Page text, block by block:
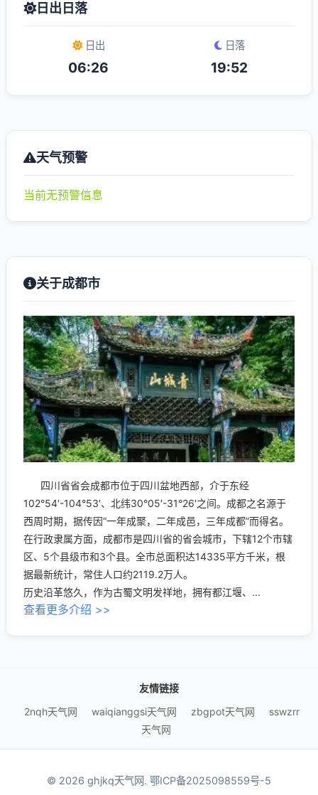
日出日落
日出
06:26
日落
19:52
天气预警
当前无预警信息
关于成都市
四川省省会成都市位于四川盆地西部，介于东经
102°54′-104°53′、北纬30°05′-31°26′之间。成都之名源于
西周时期，据传因“一年成聚，二年成邑，三年成都”而得名。
在行政隶属方面，成都市是四川省的省会城市，下辖12个市辖
区、5个县级市和3个县。全市总面积达14335平方千米，根
据最新统计，常住人口约2119.2万人。
历史沿革悠久，作为古蜀文明发祥地，拥有都江堰、...
查看更多介绍 >>
友情链接
2nqh天气网
waiqianggsi天气网 zbgpot天气网
sswzrr
天气网
© 2026 ghjkq天气网. 鄂ICP备2025098559号-5